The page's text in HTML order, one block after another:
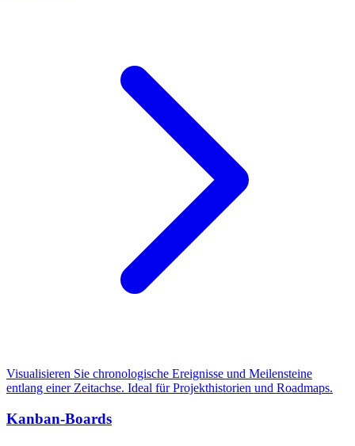
Visualisieren Sie chronologische Ereignisse und Meilensteine
entlang einer Zeitachse. Ideal für Projekthistorien und Roadmaps.
Kanban-Boards